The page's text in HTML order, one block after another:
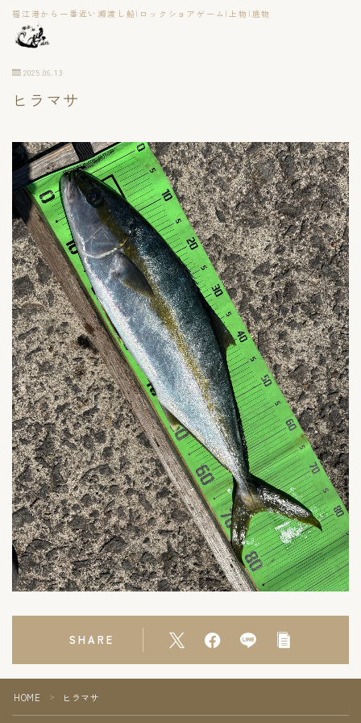
福江港から一番近い瀬渡し船|ロックショアゲーム|上物|底物
2025.06.13
ヒラマサ
SHARE
HOME ＞ ヒラマサ